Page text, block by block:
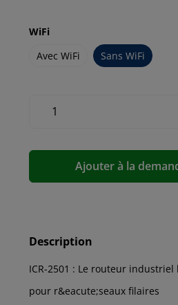
WiFi
Avec WiFi
Sans WiFi
Ajouter à la
Description
ICR-2501 : Le routeur
pour r&eacute;seaux filaires